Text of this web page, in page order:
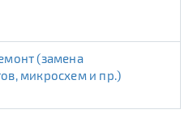
микросхем и пр.)